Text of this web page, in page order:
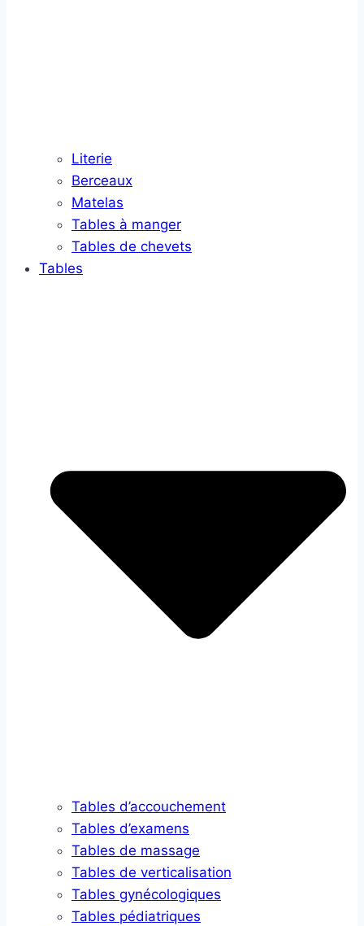
Literie
Berceaux
Matelas
Tables à manger
Tables de chevets
Tables
Tables d’accouchement
Tables d’examens
Tables de massage
Tables de verticalisation
Tables gynécologiques
Tables pédiatriques